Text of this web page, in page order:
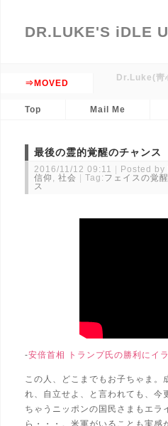
DR.LUKE'S iDLE
Dr.Luke(靑心
⇒MOVED
Top Mail Me
最後の霊的覚醒のチャンス
2016/11/12 09:11 Posted by
信仰 , 社会 Tag: フェイスの覚醒
ス
-安倍首相 トランプ氏の勝利にイ
この人、どこまでもお子ちゃま
れ、自立せよ、と言われても、
ちゃうニッポンの国民さまもエラ
ら・・・。米軍がいることも実